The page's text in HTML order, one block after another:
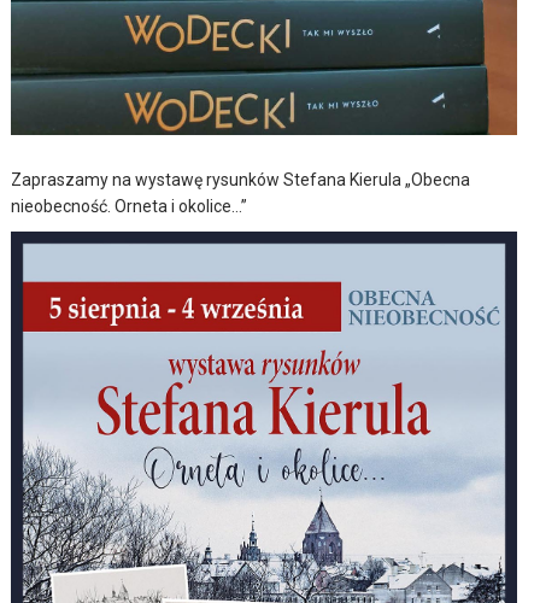
Zapraszamy na wystawę rysunków Stefana Kierula „Obecna
nieobecność. Orneta i okolice…”